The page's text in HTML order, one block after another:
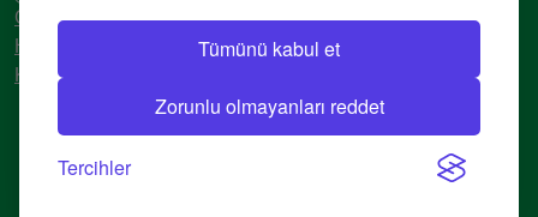
Tümünü kabul et
Zorunlu olmayanları reddet
Tercihler
Gizlilik Politikası
Hizmet Şartları
Künye
© 2018-2026 AtlasBig.com